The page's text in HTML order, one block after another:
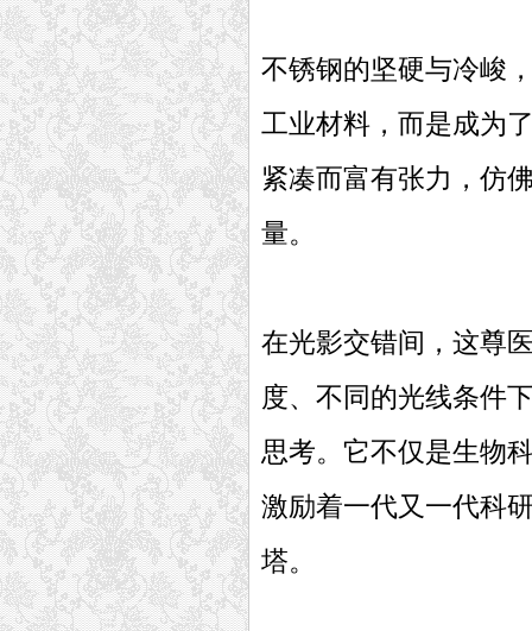
不锈钢的坚硬与冷峻
工业材料，而是成为
紧凑而富有张力，仿
量。
在光影交错间，这尊
度、不同的光线条件
思考。它不仅是生物
激励着一代又一代科
塔。